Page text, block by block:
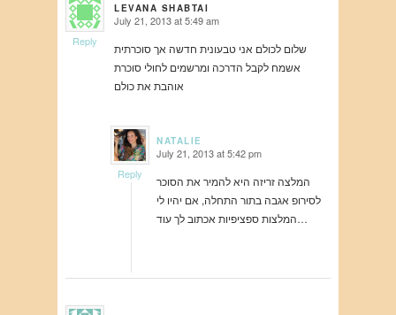
LEVANA SHABTAI
says: July 21, 2013 at 5:49 am
שלום לכולם אני טבעונית חדשה אך סוכרתית
אשמח לקבל הדרכה ומרשמים לחולי סוכרת
אוהבת את כולם
Reply
NATALIE
says: July 21, 2013 at 5:42 pm
המלצה זריזה היא להמיר את הסוכר
לסירופ אגבה בתור התחלה, אם יהיו לי
המלצות ספציפיות אכתוב לך עוד…
Reply